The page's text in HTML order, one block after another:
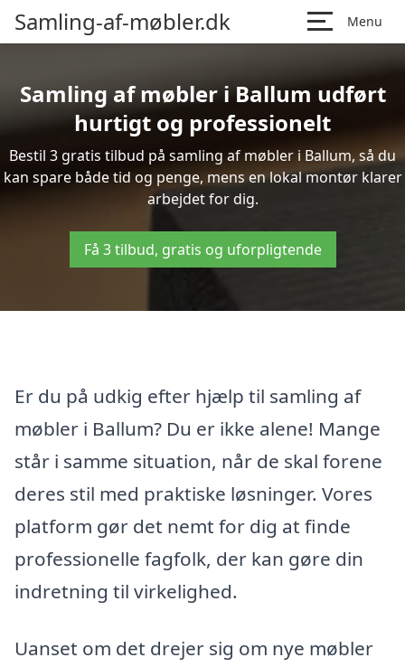
Samling-af-møbler.dk Menu
Samling af møbler i Ballum udført
hurtigt og professionelt
Bestil 3 gratis tilbud på samling af møbler i Ballum, så du
kan spare både tid og penge, mens en lokal montør klarer
arbejdet for dig.
Få 3 tilbud, gratis og uforpligtende
Er du på udkig efter hjælp til samling af
møbler i Ballum? Du er ikke alene! Mange
står i samme situation, når de skal forene
deres stil med praktiske løsninger. Vores
platform gør det nemt for dig at finde
professionelle fagfolk, der kan gøre din
indretning til virkelighed.
Uanset om det drejer sig om nye møbler